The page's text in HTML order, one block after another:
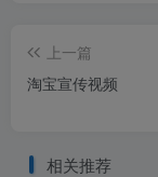
上一篇
淘宝宣传视频
相关推荐